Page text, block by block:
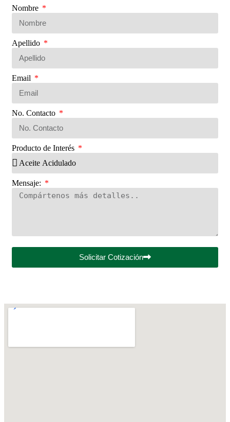
Nombre
Apellido
Email
No. Contacto
Producto de Interés
Mensaje:
Solicitar Cotización